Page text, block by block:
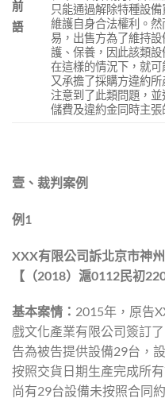
前
語
只能通過解除特種設
維護自身合法權利。
易，出售方為了維持
護、保養，因此該類
在這樣的情況下，就
又承擔了採購方違約
注意到了此類問題，
儲費及違約金同時主張
壹、 裁判案例
例 1
XXX有限公司訴北京市神
【（2018）滬0112民初
基本案情： 2015年，原告
戲文化產業有限公司簽訂
告為被告提供設備29台，
按照交貨日期生產完成所
尚有29台設備未按照合同